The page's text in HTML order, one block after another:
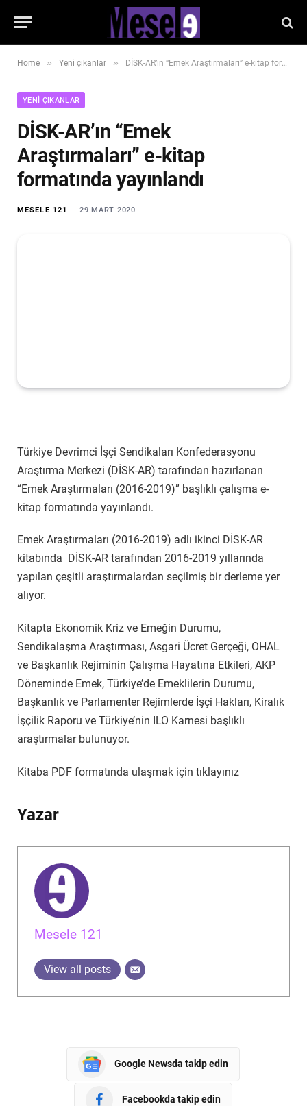
Home » Yeni çıkanlar » DİSK-AR’ın “Emek Araştırmaları” e-kitap formatında yayınlandı
YENI ÇIKANLAR
DİSK-AR’ın “Emek
Araştırmaları” e-kitap
formatında yayınlandı
MESELE 121 29 MART 2020
Türkiye Devrimci İşçi Sendikaları Konfederasyonu
Araştırma Merkezi (DİSK-AR) tarafından hazırlanan
“Emek Araştırmaları (2016-2019)” başlıklı çalışma e-
kitap formatında yayınlandı.
Emek Araştırmaları (2016-2019) adlı ikinci DİSK-AR
kitabında DİSK-AR tarafından 2016-2019 yıllarında
yapılan çeşitli araştırmalardan seçilmiş bir derleme yer
alıyor.
Kitapta Ekonomik Kriz ve Emeğin Durumu,
Sendikalaşma Araştırması, Asgari Ücret Gerçeği, OHAL
ve Başkanlık Rejiminin Çalışma Hayatına Etkileri, AKP
Döneminde Emek, Türkiye’de Emeklilerin Durumu,
Başkanlık ve Parlamenter Rejimlerde İşçi Hakları, Kiralık
İşçilik Raporu ve Türkiye’nin ILO Karnesi başlıklı
araştırmalar bulunuyor.
Kitaba PDF formatında ulaşmak için tıklayınız
Yazar
Mesele 121
View all posts
Google Newsda takip edin
Facebookda takip edin